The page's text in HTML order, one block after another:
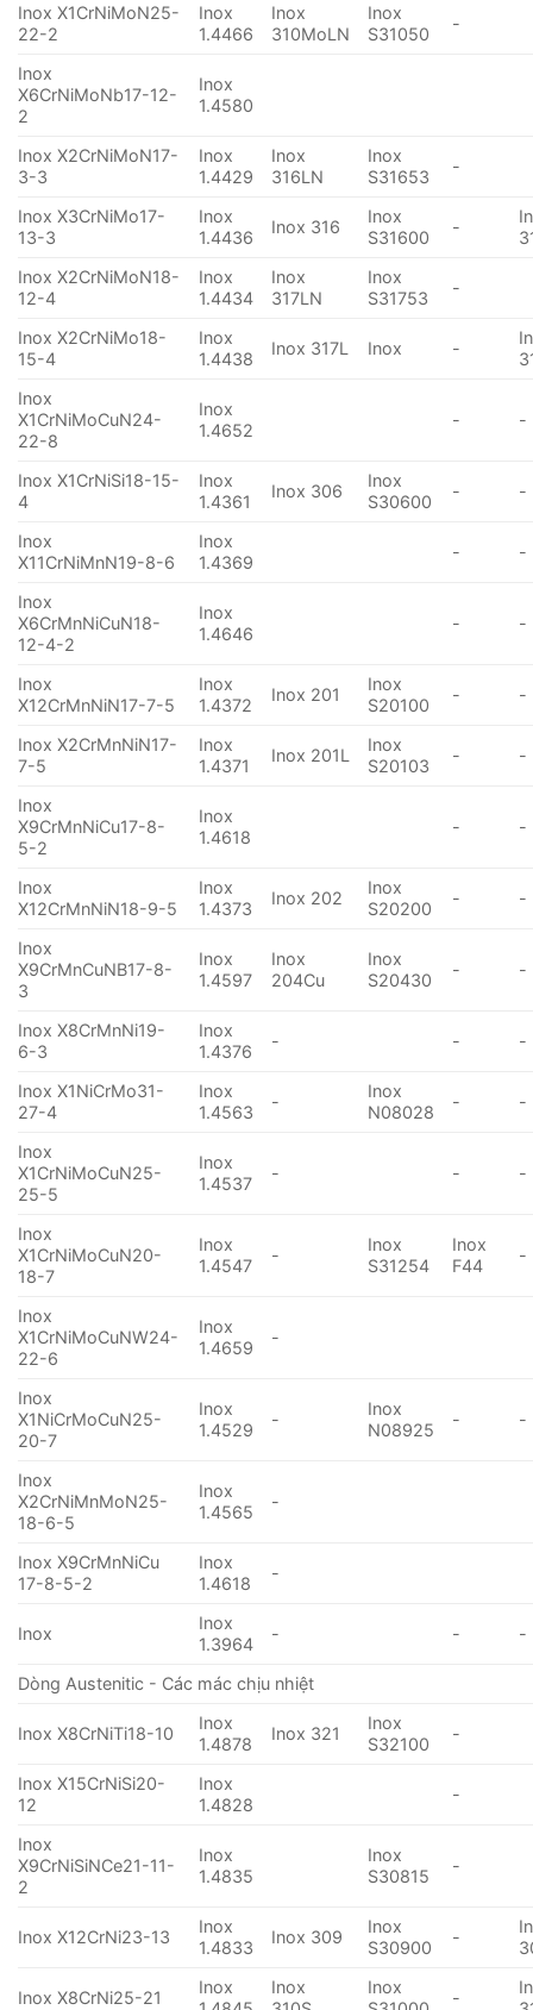
Inox X1CrNiMoN25-
22-2
Inox
1.4466
Inox
310MoLN
Inox
S31050
-
Inox
X6CrNiMoNb17-12-
2
Inox
1.4580
Inox X2CrNiMoN17-
3-3
Inox
1.4429
Inox
316LN
Inox
S31653
-
Inox X3CrNiMo17-
13-3
Inox
1.4436
Inox 316
Inox
S31600
-
Inox X2CrNiMoN18-
12-4
Inox
1.4434
Inox
317LN
Inox
S31753
-
Inox X2CrNiMo18-
15-4
Inox
1.4438
Inox 317L Inox -
Inox
X1CrNiMoCuN24-
22-8
Inox
1.4652
- -
Inox X1CrNiSi18-15-
4
Inox
1.4361
Inox 306
Inox
S30600
- -
Inox
X11CrNiMnN19-8-6
Inox
1.4369
- -
Inox
X6CrMnNiCuN18-
12-4-2
Inox
1.4646
- -
Inox
X12CrMnNiN17-7-5
Inox
1.4372
Inox 201
Inox
S20100
- -
Inox X2CrMnNiN17-
7-5
Inox
1.4371
Inox 201L
Inox
S20103
- -
Inox
X9CrMnNiCu17-8-
5-2
Inox
1.4618
- -
Inox
X12CrMnNiN18-9-5
Inox
1.4373
Inox 202
Inox
S20200
- -
Inox
X9CrMnCuNB17-8-
3
Inox
1.4597
Inox
204Cu
Inox
S20430
- -
Inox X8CrMnNi19-
6-3
Inox
1.4376
- - -
Inox X1NiCrMo31-
27-4
Inox
1.4563
-
Inox
N08028
- -
Inox
X1CrNiMoCuN25-
25-5
Inox
1.4537
- - -
Inox
X1CrNiMoCuN20-
18-7
Inox
1.4547
-
Inox
S31254
Inox
F44
-
Inox
X1CrNiMoCuNW24-
22-6
Inox
1.4659
-
Inox
X1NiCrMoCuN25-
20-7
Inox
1.4529
-
Inox
N08925
- -
Inox
X2CrNiMnMoN25-
18-6-5
Inox
1.4565
-
Inox X9CrMnNiCu
17-8-5-2
Inox
1.4618
-
Inox
Inox
1.3964
- - -
Dòng Austenitic - Các mác chịu nhiệt
Inox X8CrNiTi18-10
Inox
1.4878
Inox 321
Inox
S32100
-
Inox X15CrNiSi20-
12
Inox
1.4828
-
Inox
X9CrNiSiNCe21-11-
2
Inox
1.4835
Inox
S30815
-
Inox X12CrNi23-13
Inox
1.4833
Inox 309
Inox
S30900
-
Inox X8CrNi25-21
Inox
Inox
Inox
-